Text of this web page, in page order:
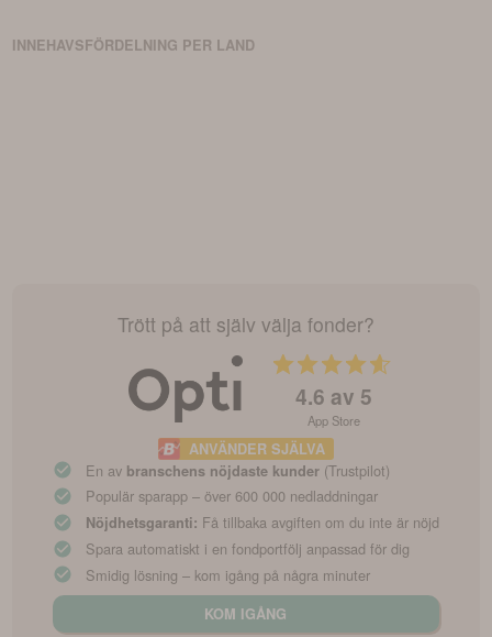
INNEHAVSFÖRDELNING PER LAND
Trött på att själv välja fonder?
4.6 av 5
App Store
ANVÄNDER SJÄLVA
En av branschens nöjdaste kunder (Trustpilot)
Populär sparapp – över 600 000 nedladdningar
Nöjdhetsgaranti: Få tillbaka avgiften om du inte är nöjd
Spara automatiskt i en fondportfölj anpassad för dig
Smidig lösning – kom igång på några minuter
KOM IGÅNG